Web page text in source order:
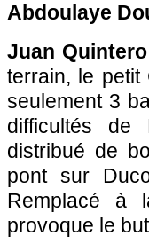
Abdoulaye
Juan
terrain, le
seulement 3
difficultés de
distribué de
pont sur
Remplacé à
provoque le